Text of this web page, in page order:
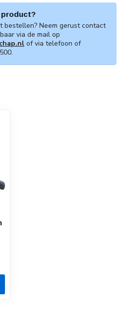
product?
bestellen? Neem gerust contact
via de mail op
of via telefoon of